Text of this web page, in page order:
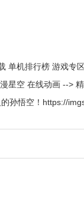
单机排行榜 游戏专
星空 在线动画 -->
孙悟空！https://